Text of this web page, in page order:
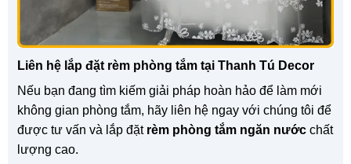
Liên hệ lắp đặt rèm phòng tắm tại Thanh Tú Decor
Nếu bạn đang tìm kiếm giải pháp hoàn hảo để làm mới
không gian phòng tắm, hãy liên hệ ngay với chúng tôi để
được tư vấn và lắp đặt rèm phòng tắm ngăn nước chất
lượng cao.